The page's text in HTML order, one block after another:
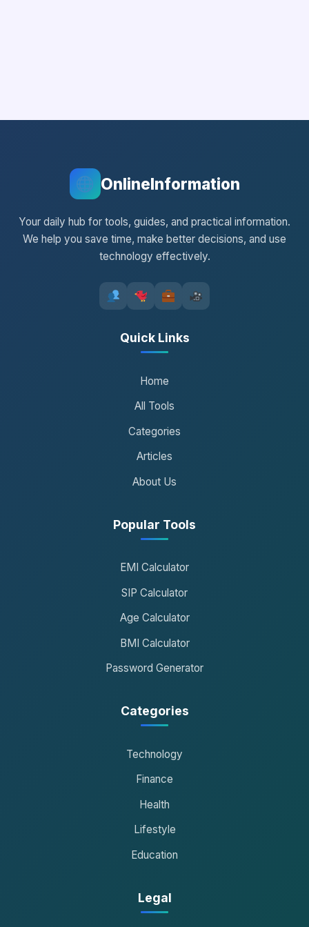
OnlineInformation
Your daily hub for tools, guides, and practical information.
We help you save time, make better decisions, and use
technology effectively.
Quick Links
Home
All Tools
Categories
Articles
About Us
Popular Tools
EMI Calculator
SIP Calculator
Age Calculator
BMI Calculator
Password Generator
Categories
Technology
Finance
Health
Lifestyle
Education
Legal